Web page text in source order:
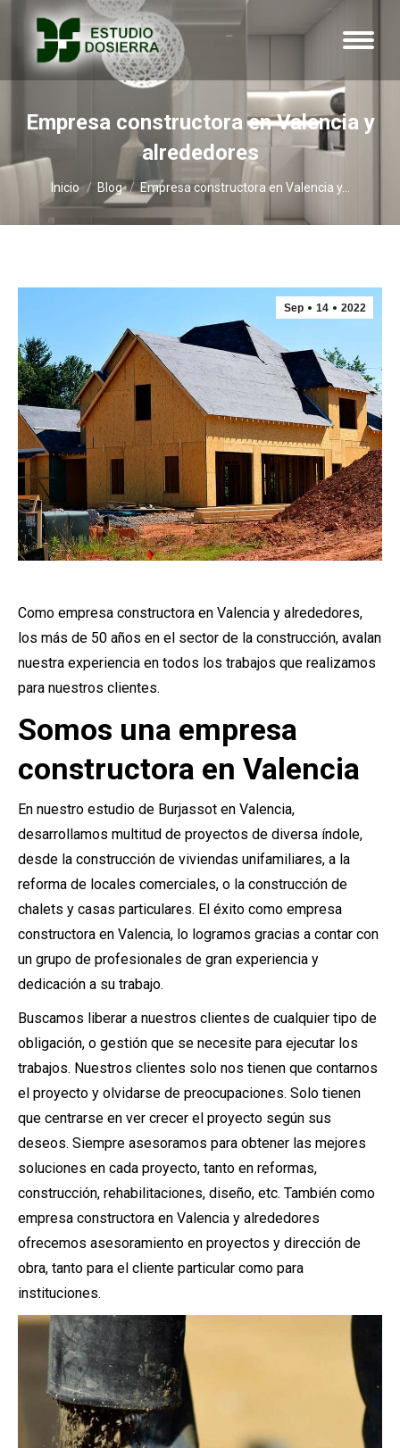
Empresa constructora en Valencia y
alrededores
Estás aquí:
Inicio Blog Empresa constructora en Valencia y…
Sep 14 2022
Como empresa constructora en Valencia y alrededores,
los más de 50 años en el sector de la construcción, avalan
nuestra experiencia en todos los trabajos que realizamos
para nuestros clientes.
Somos una empresa
constructora en Valencia
En nuestro estudio de Burjassot en Valencia,
desarrollamos multitud de proyectos de diversa índole,
desde la construcción de viviendas unifamiliares, a la
reforma de locales comerciales, o la construcción de
chalets y casas particulares. El éxito como empresa
constructora en Valencia, lo logramos gracias a contar con
un grupo de profesionales de gran experiencia y
dedicación a su trabajo.
Buscamos liberar a nuestros clientes de cualquier tipo de
obligación, o gestión que se necesite para ejecutar los
trabajos. Nuestros clientes solo nos tienen que contarnos
el proyecto y olvidarse de preocupaciones. Solo tienen
que centrarse en ver crecer el proyecto según sus
deseos. Siempre asesoramos para obtener las mejores
soluciones en cada proyecto, tanto en reformas,
construcción, rehabilitaciones, diseño, etc. También como
empresa constructora en Valencia y alrededores
ofrecemos asesoramiento en proyectos y dirección de
obra, tanto para el cliente particular como para
instituciones.